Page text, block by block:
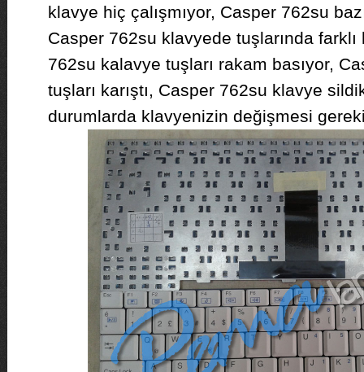
klavye hiç çalışmıyor, Casper 762su
Casper 762su klavyede tuşlarında farklı
762su kalavye tuşları rakam basıyor,
tuşları karıştı, Casper 762su klavye
durumlarda klavyenizin değişmesi